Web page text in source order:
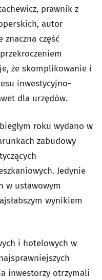
prawnik z
autor
znaczna część
że skomplikowanie i
inwestycyjno-
dla urzędów.
roku wydano w
zabudowy
Jedynie
w ustawowym
wynikiem
i hotelowych w
inwestorzy otrzymali